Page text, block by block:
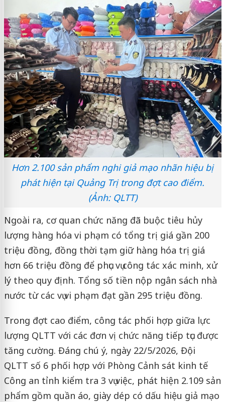
Hơn 2.100 sản phẩm nghi giả mạo nhãn hiệu bị
phát hiện tại Quảng Trị trong đợt cao điểm.
(Ảnh: QLTT)
Ngoài ra, cơ quan chức năng đã buộc tiêu hủy
lượng hàng hóa vi phạm có tổng trị giá gần 200
triệu đồng, đồng thời tạm giữ hàng hóa trị giá
hơn 66 triệu đồng để phục vụ công tác xác minh, xử
lý theo quy định. Tổng số tiền nộp ngân sách nhà
nước từ các vụ vi phạm đạt gần 295 triệu đồng.
Trong đợt cao điểm, công tác phối hợp giữa lực
lượng QLTT với các đơn vị chức năng tiếp tục được
tăng cường. Đáng chú ý, ngày 22/5/2026, Đội
QLTT số 6 phối hợp với Phòng Cảnh sát kinh tế
Công an tỉnh kiểm tra 3 vụ việc, phát hiện 2.109 sản
phẩm gồm quần áo, giày dép có dấu hiệu giả mạo